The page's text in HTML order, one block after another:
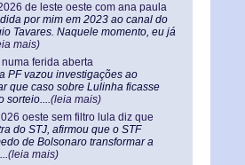
de leste oeste com ana paula
por mim em 2023 ao canal do
Tavares. Naquele momento, eu já
mais)
ferida aberta
PF vazou investigações ao
que caso sobre Lulinha ficasse
sorteio....(leia mais)
oeste sem filtro lula diz que
do STJ, afirmou que o STF
de Bolsonaro transformar a
(leia mais)